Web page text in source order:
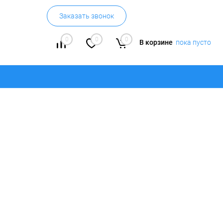
Заказать звонок
0 0 0 В корзине пока пусто